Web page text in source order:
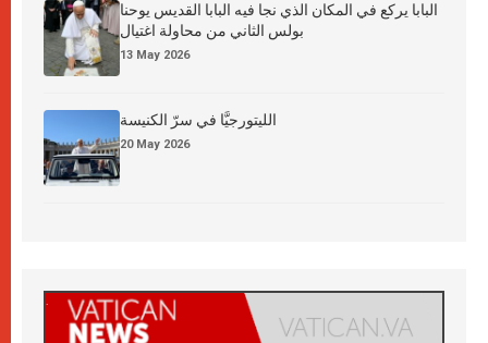
البابا يركع في المكان الذي نجا فيه البابا القديس يوحنا
بولس الثاني من محاولة اغتيال
13 May 2026
الليتورجيَّا في سرّ الكنيسة
20 May 2026